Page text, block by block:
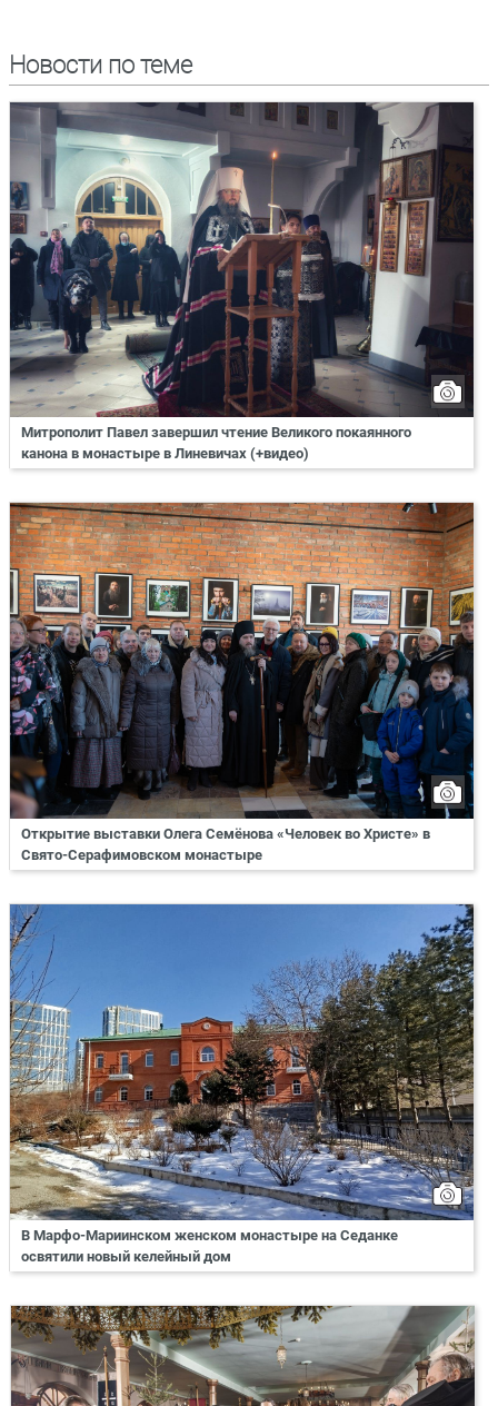
Новости по теме
Митрополит Павел завершил чтение Великого покаянного
канона в монастыре в Линевичах (+видео)
Открытие выставки Олега Семёнова «Человек во Христе» в
Свято-Серафимовском монастыре
В Марфо-Мариинском женском монастыре на Седанке
освятили новый келейный дом